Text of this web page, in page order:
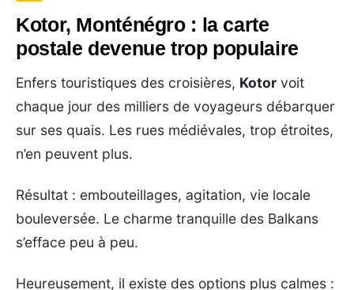
Kotor, Monténégro : la carte
postale devenue trop populaire
Enfers touristiques des croisières, Kotor voit
chaque jour des milliers de voyageurs débarquer
sur ses quais. Les rues médiévales, trop étroites,
n’en peuvent plus.
Résultat : embouteillages, agitation, vie locale
bouleversée. Le charme tranquille des Balkans
s’efface peu à peu.
Heureusement, il existe des options plus calmes :